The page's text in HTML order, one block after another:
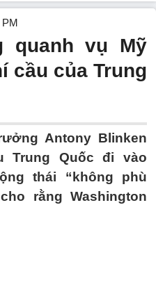
PM
quanh vụ Mỹ
cầu của Trung
Antony Blinken
Trung Quốc đi vào
thái “không phù
rằng Washington